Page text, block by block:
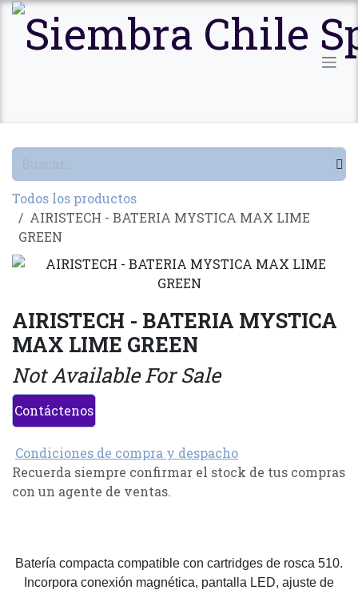
Ir al contenido
Todos los productos
AIRISTECH - BATERIA MYSTICA MAX LIME
GREEN
AIRISTECH - BATERIA MYSTICA
MAX LIME GREEN
Not Available For Sale
Contáctenos
Condiciones de compra y despacho
Recuerda siempre confirmar el stock de tus compras
con un agente de ventas.
Batería compacta compatible con cartridges de rosca 510.
Incorpora conexión magnética, pantalla LED, ajuste de